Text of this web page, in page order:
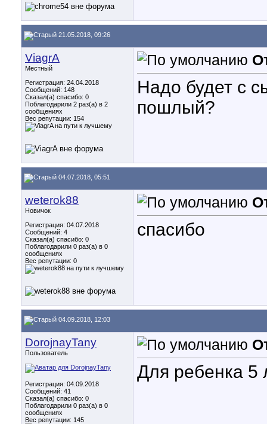
21.05.2018, 09:26
ViagrA
Местный
Регистрация: 24.04.2018
Сообщений: 148
Сказал(а) спасибо: 0
Поблагодарили 2 раз(а) в 2
сообщениях
Вес репутации: 154
Надо будет с
пошлый?
04.07.2018, 05:51
weterok88
Новичок
Регистрация: 04.07.2018
Сообщений: 4
Сказал(а) спасибо: 0
Поблагодарили 0 раз(а) в 0
сообщениях
Вес репутации: 0
спасибо
04.09.2018, 12:03
DorojnayTany
Пользователь
Регистрация: 04.09.2018
Сообщений: 41
Сказал(а) спасибо: 0
Поблагодарили 0 раз(а) в 0
сообщениях
Вес репутации: 145
Для ребенка 5